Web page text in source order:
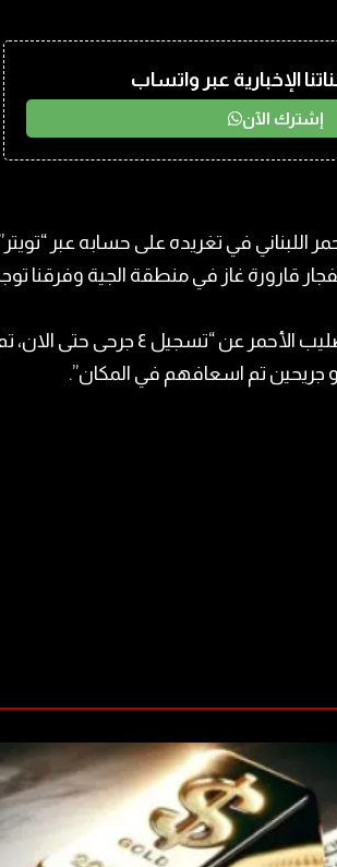
الإخبارية عبر واتساب
إشترك الآن
اللبناني في تغريده على حسابه عبر
قارورة غاز في منطقة الجية وفرقنا
بعد ذلك, أكد الصليب الأحمر عن “تسجيل
جريحين تم اسعافهم في المكان”.